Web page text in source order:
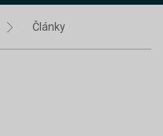
Články